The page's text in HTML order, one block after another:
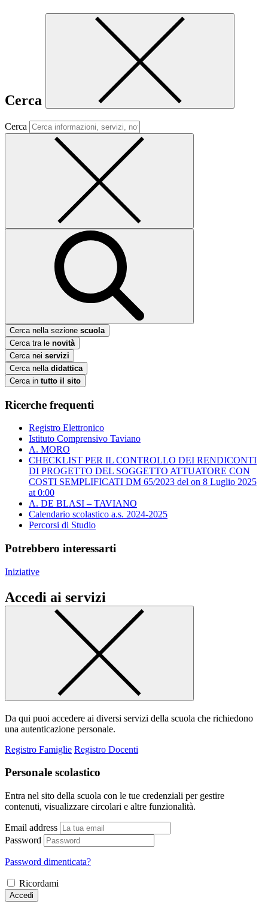
Cerca
Cerca
Cerca nella sezione scuola
Cerca tra le novità
Cerca nei servizi
Cerca nella didattica
Cerca in tutto il sito
Ricerche frequenti
Registro Elettronico
Istituto Comprensivo Taviano
A. MORO
CHECKLIST PER IL CONTROLLO DEI RENDICONTI
DI PROGETTO DEL SOGGETTO ATTUATORE CON
COSTI SEMPLIFICATI DM 65/2023 del ​on 8 Luglio 2025
at 0:00
A. DE BLASI – TAVIANO
Calendario scolastico a.s. 2024-2025
Percorsi di Studio
Potrebbero interessarti
Iniziative
Accedi ai servizi
Da qui puoi accedere ai diversi servizi della scuola che richiedono
una autenticazione personale.
Registro Famiglie Registro Docenti
Personale scolastico
Entra nel sito della scuola con le tue credenziali per gestire
contenuti, visualizzare circolari e altre funzionalità.
Email address
Password
Password dimenticata?
Ricordami
Accedi